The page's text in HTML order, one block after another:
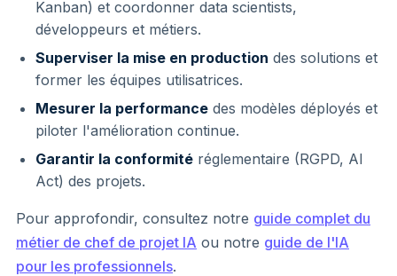
Kanban) et coordonner data scientists,
développeurs et métiers.
Superviser la mise en production des solutions et
former les équipes utilisatrices.
Mesurer la performance des modèles déployés et
piloter l'amélioration continue.
Garantir la conformité réglementaire (RGPD, AI
Act) des projets.
Pour approfondir, consultez notre guide complet du
métier de chef de projet IA ou notre guide de l'IA
pour les professionnels.